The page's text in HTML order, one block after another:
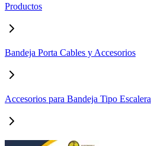
Productos
Bandeja Porta Cables y Accesorios
Accesorios para Bandeja Tipo Escalera